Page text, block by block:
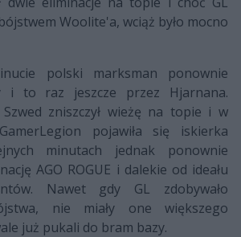
Woolite'a, wciąż było mocno
polski marksman ponownie
i to raz jeszcze przez Hjarnana.
zniszczył wieżę na topie i w
pojawiła się iskierka
minutach jednak ponownie
AGO ROGUE i dalekie od ideału
Nawet gdy GL zdobywało
nie miały one większego
już pukali do bram bazy.